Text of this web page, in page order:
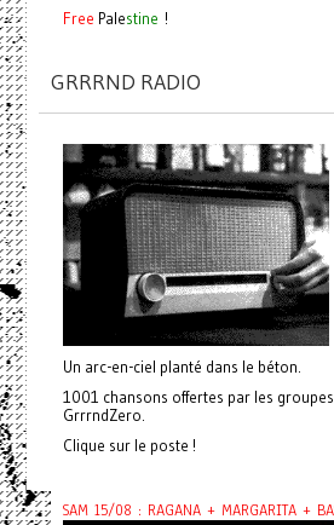
Free Palestine !
GRRRND RADIO
Un arc-en-ciel planté dans le béton.
1001 chansons offertes par les
GrrrndZero.
Clique sur le poste !
SAM 15/08 : RAGANA + MARGARITA +